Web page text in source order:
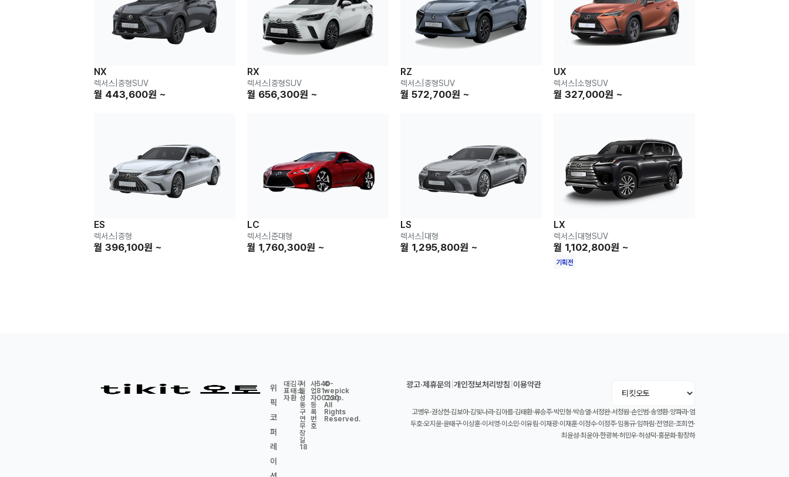
NX
렉서스 중형SUV
월 443,600원 ~
RX
렉서스 중형SUV
월 656,300원 ~
RZ
렉서스 중형SUV
월 572,700원 ~
UX
렉서스 소형SUV
월 327,000원 ~
ES
렉서스 중형
월 396,100원 ~
LC
렉서스 준대형
월 1,760,300원 ~
LS
렉서스 대형
월 1,295,800원 ~
LX
렉서스 대형SUV
월 1,102,800원 ~
기획전
위
픽
코
퍼
레
이
대
표
자
|김
태
환
주
소
|서
울
성
동
구
연
무
장
길
18
사
업
자
등
록
번
호
|540-
81-
00230
©
wepick
Corp.
All
Rights
Reserved.
광고·제휴문의 |개인정보처리방침 |이용약관
고병우·권상현·김보아·김빛나라·김아름·김태환·류승주·박민형·박승열·서정완·서청원·손인범·송영환·양파라·엄
두호·오지윤·윤태구·이상훈·이서영·이소민·이유림·이재광·이재훈·이정수·이정주·임동규·임하림·전영은·조희연·
최윤성·최윤아·한광복·허민우·허성덕·홍문화·황창하